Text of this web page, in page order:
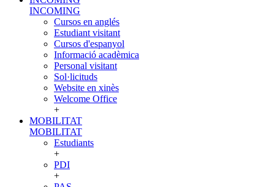
INCOMING
Cursos en anglés
Estudiant visitant
Cursos d'espanyol
Informació acadèmica
Personal visitant
Sol·licituds
Website en xinès
Welcome Office
+
MOBILITAT
MOBILITAT
Estudiants
+
PDI
+